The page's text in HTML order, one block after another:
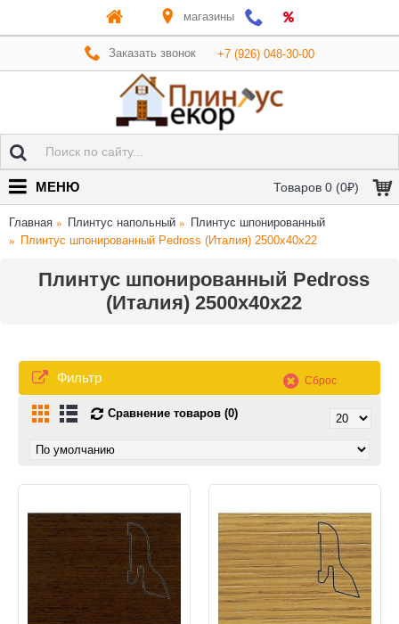
магазины
Заказать звонок +7 (926) 048-30-00
Товаров 0 (0₽)
МЕНЮ
Главная Плинтус напольный
Плинтус шпонированный
Плинтус шпонированный Pedross (Италия) 2500х40х22
Плинтус шпонированный Pedross
(Италия) 2500х40х22
Фильтр Сброс
Сравнение товаров (0)